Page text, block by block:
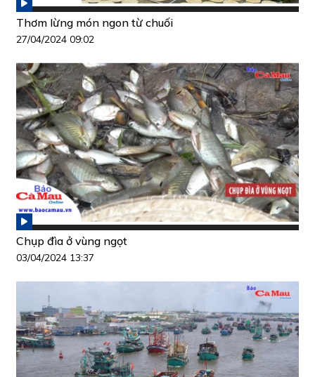
Thơm lừng món ngon từ chuối
27/04/2024 09:02
Chụp đìa ở vùng ngọt
03/04/2024 13:37